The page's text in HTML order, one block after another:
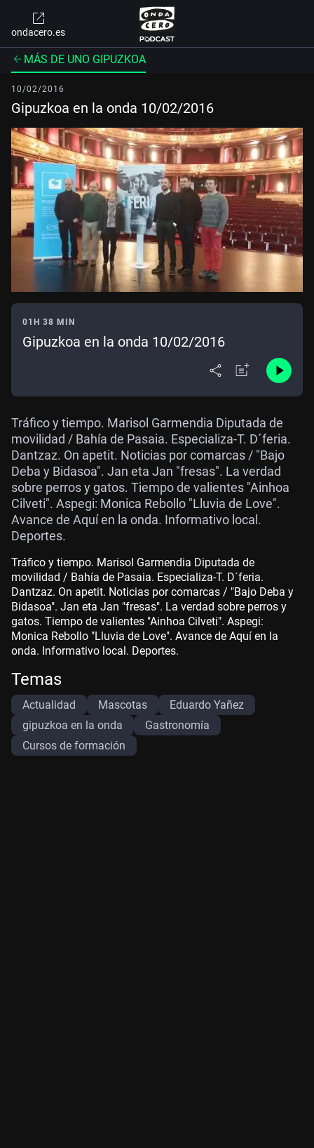
ondacero.es
MÁS DE UNO GIPUZKOA
10/02/2016
Gipuzkoa en la onda 10/02/2016
01H 38 MIN
Gipuzkoa en la onda 10/02/2016
Tráfico y tiempo. Marisol Garmendia Diputada de
movilidad / Bahía de Pasaia. Especializa-T. D´feria.
Dantzaz. On apetit. Noticias por comarcas / "Bajo
Deba y Bidasoa". Jan eta Jan "fresas". La verdad
sobre perros y gatos. Tiempo de valientes "Ainhoa
Cilveti". Aspegi: Monica Rebollo "Lluvia de Love".
Avance de Aquí en la onda. Informativo local.
Deportes.
Tráfico y tiempo. Marisol Garmendia Diputada de
movilidad / Bahía de Pasaia. Especializa-T. D´feria.
Dantzaz. On apetit. Noticias por comarcas / "Bajo Deba y
Bidasoa". Jan eta Jan "fresas". La verdad sobre perros y
gatos. Tiempo de valientes "Ainhoa Cilveti". Aspegi:
Monica Rebollo "Lluvia de Love". Avance de Aquí en la
onda. Informativo local. Deportes.
Temas
Actualidad Mascotas
Eduardo Yañez
gipuzkoa en la onda
Gastronomía
Cursos de formación